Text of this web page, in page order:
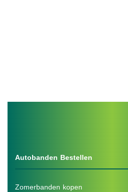
Autobanden Bestellen
Zomerbanden kopen